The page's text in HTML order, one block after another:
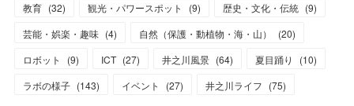
教育 (32) 観光・パワースポット (9) 歴史・文化・伝統 (9)
芸能・娯楽・趣味 (4) 自然（保護・動植物・海・山） (20)
ロボット
(9) ICT (27) 井之川風景 (64) 夏目踊り (10)
ラボの様子 (143) イベント (27) 井之川ライフ (75)